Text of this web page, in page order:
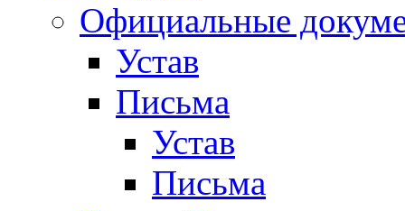
Официальные
Устав
Письма
Устав
Письма